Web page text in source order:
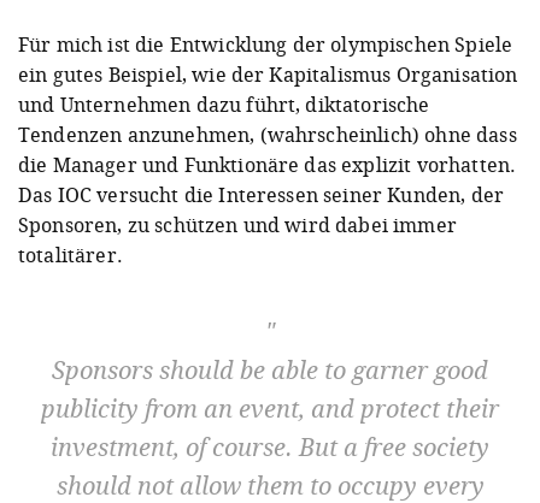
Für mich ist die Entwicklung der olympischen Spiele
ein gutes Beispiel, wie der Kapitalismus Organisation
und Unternehmen dazu führt, diktatorische
Tendenzen anzunehmen, (wahrscheinlich) ohne dass
die Manager und Funktionäre das explizit vorhatten.
Das IOC versucht die Interessen seiner Kunden, der
Sponsoren, zu schützen und wird dabei immer
totalitärer.
Sponsors should be able to garner good
publicity from an event, and protect their
investment, of course. But a free society
should not allow them to occupy every